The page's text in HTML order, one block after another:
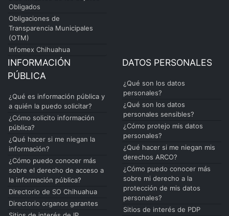
Obligados
Obligaciones de
Transparencia Municipales
(OTM)
Infomex Chihuahua
INFORMACIÓN
PÚBLICA
¿Qué es información pública y
a quién la puedo solicitar?
¿Cómo solicito información
pública?
¿Qué hacer si me niegan la
información?
¿Cómo puedo conocer más
sobre el derecho de acceso a
la información pública?
Directorio de SO Chihuahua
Directorio organos garantes
DATOS PERSONALES
¿Qué son los datos
personales?
¿Qué son los datos
personales sensibles?
¿Cómo protejo mis datos
personales?
¿Qué hacer si me niegan mis
derechos ARCO?
¿Cómo puedo conocer más
sobre mi derecho a la
protección de mis datos
personales?
Sitios de interés de PDP